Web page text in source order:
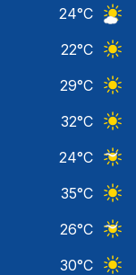
24°C
22°C
29°C
32°C
24°C
35°C
26°C
30°C